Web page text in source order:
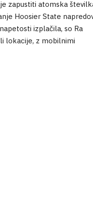
zapustiti atomska
Hoosier State
izplačila, so Ra
lokacije, z mobilnimi